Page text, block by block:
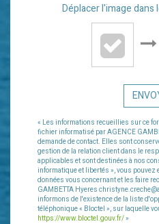
Déplacer l'image dans
« Les informations recueillies sur ce
fichier informatisé par AGENCE
demande de contact. Elles sont
gestion de la relation client dans le
applicables et sont destinées à nos
informatique et libertés », vous pouvez
données vous concernant et les faire
GAMBETTA Hyeres
informons de l'existence de la liste
téléphonique « Bloctel », sur laquelle
https://www.bloctel.gouv.fr/»